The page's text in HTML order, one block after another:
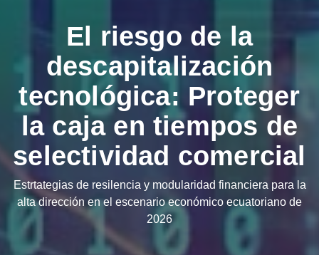
El riesgo de la
descapitalización
tecnológica: Proteger
la caja en tiempos de
selectividad comercial
Estrtategias de resilencia y modularidad financiera para la
alta dirección en el escenario económico ecuatoriano de
2026